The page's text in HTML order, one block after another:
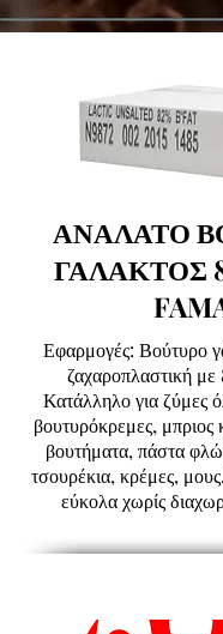
ΑΝΑΛΑΤΟ
ΓΑΛΑΚΤΟΣ
Εφαρμογές: Βούτυρο
ζαχαροπλαστική με
Κατάλληλο για ζύμες
βουτυρόκρεμες, μπριος
βουτήματα, πάστα
τσουρέκια, κρέμες,
εύκολα χωρίς